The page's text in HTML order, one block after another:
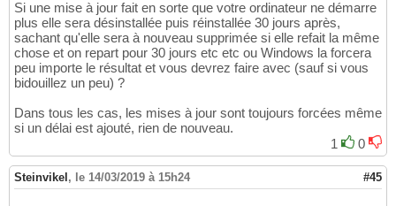
Si une mise à jour fait en sorte que votre ordinateur ne démarre
plus elle sera désinstallée puis réinstallée 30 jours après,
sachant qu'elle sera à nouveau supprimée si elle refait la même
chose et on repart pour 30 jours etc etc ou Windows la forcera
peu importe le résultat et vous devrez faire avec (sauf si vous
bidouillez un peu) ?
Dans tous les cas, les mises à jour sont toujours forcées même
si un délai est ajouté, rien de nouveau.
1
0
Steinvikel , le 14/03/2019 à 15h24 #45